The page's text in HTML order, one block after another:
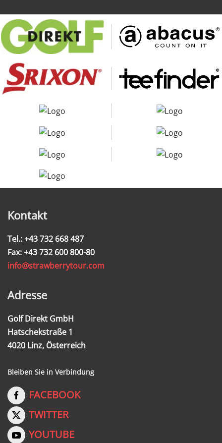
Kontakt
Tel.: +43 732 668 487
Fax: +43 732 600 800-80
info@strawberrytour.com
Adresse
Golf Direkt GmbH
Hatschekstraße 1
4020 Linz, Österreich
Bleiben Sie in Verbindung
FACEBOOK
TWITTER
YOUTUBE